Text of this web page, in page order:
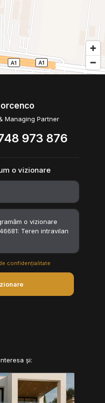
Managing Partner
973 876
o vizionare
confidențialitate
și: